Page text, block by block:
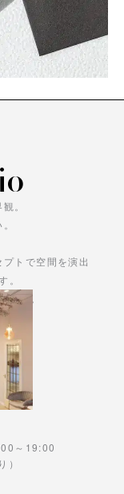
。
トで空間を演出
。
さい。
～19:00
）